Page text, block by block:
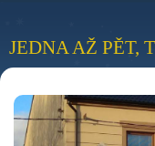
JEDNA AŽ PĚT,